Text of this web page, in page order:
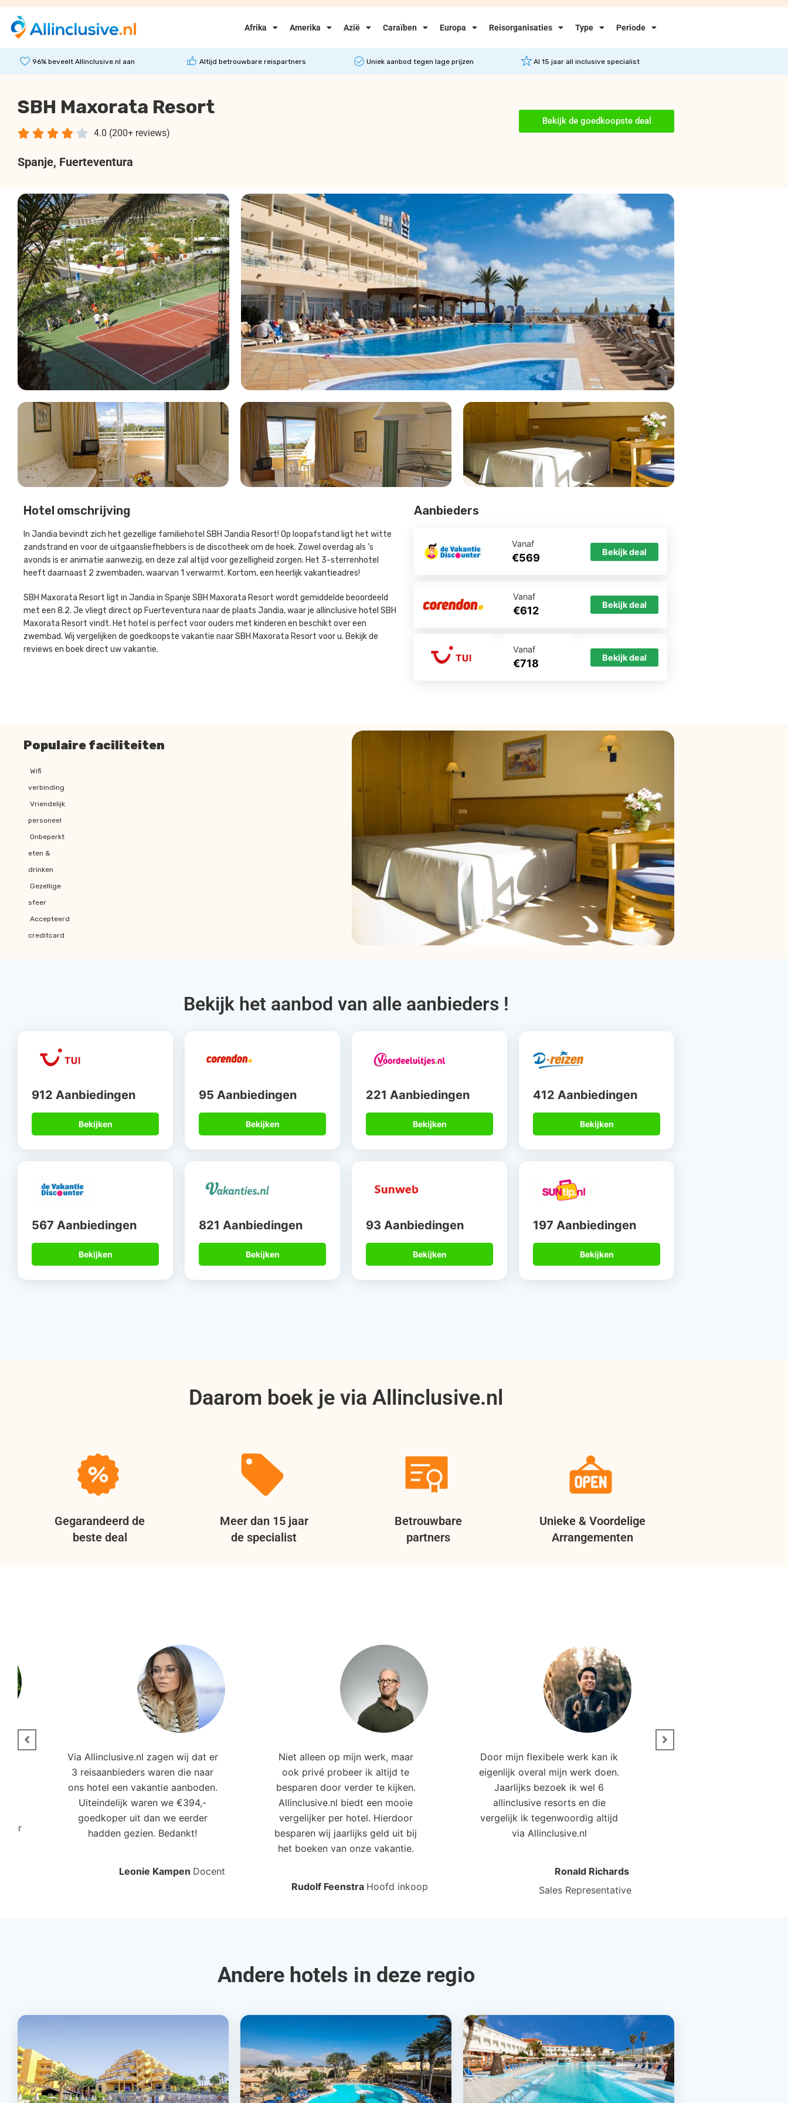
Afrika Amerika Azië Caraïben Europa Reisorganisaties Type Periode
96% beveelt Allinclusive.nl aan Altijd betrouwbare reispartners Uniek aanbod tegen lage prijzen Al 15 jaar all inclusive specialist
SBH Maxorata Resort
4.0 (200+ reviews)
    
Spanje, Fuerteventura
Bekijk de goedkoopste deal
Hotel omschrijving
In Jandia bevindt zich het gezellige familiehotel SBH Jandia Resort! Op loopafstand ligt het witte
zandstrand en voor de uitgaansliefhebbers is de discotheek om de hoek. Zowel overdag als ’s
avonds is er animatie aanwezig, en deze zal altijd voor gezelligheid zorgen. Het 3-sterrenhotel
heeft daarnaast 2 zwembaden, waarvan 1 verwarmt. Kortom, een heerlijk vakantieadres!
SBH Maxorata Resort ligt in Jandia in Spanje SBH Maxorata Resort wordt gemiddelde beoordeeld
met een 8.2. Je vliegt direct op Fuerteventura naar de plaats Jandia, waar je allinclusive hotel SBH
Maxorata Resort vindt. Het hotel is perfect voor ouders met kinderen en beschikt over een
zwembad. Wij vergelijken de goedkoopste vakantie naar SBH Maxorata Resort voor u. Bekijk de
reviews en boek direct uw vakantie.
Aanbieders
Vanaf
€569 Bekijk deal
Vanaf
€612 Bekijk deal
Vanaf
€718 Bekijk deal
Populaire faciliteiten
Wifi
verbinding
Vriendelijk
personeel
Onbeperkt
eten &
drinken
Gezellige
sfeer
Accepteerd
creditcard
Bekijk het aanbod van alle aanbieders !
912 Aanbiedingen
Bekijken
95 Aanbiedingen
Bekijken
221 Aanbiedingen
Bekijken
412 Aanbiedingen
Bekijken
567 Aanbiedingen
Bekijken
821 Aanbiedingen
Bekijken
93 Aanbiedingen
Bekijken
197 Aanbiedingen
Bekijken
Daarom boek je via Allinclusive.nl
Gegarandeerd de
beste deal
Meer dan 15 jaar
de specialist
Betrouwbare
partners
Unieke & Voordelige
Arrangementen
Via Allinclusive.nl zagen wij dat er
3 reisaanbieders waren die naar
ons hotel een vakantie aanboden.
Uiteindelijk waren we €394,-
goedkoper uit dan we eerder
hadden gezien. Bedankt!
Leonie Kampen Docent
Niet alleen op mijn werk, maar
ook privé probeer ik altijd te
besparen door verder te kijken.
Allinclusive.nl biedt een mooie
vergelijker per hotel. Hierdoor
besparen wij jaarlijks geld uit bij
het boeken van onze vakantie.
Rudolf Feenstra Hoofd inkoop
Door mijn flexibele werk kan ik
eigenlijk overal mijn werk doen.
Jaarlijks bezoek ik wel 6
allinclusive resorts en die
vergelijk ik tegenwoordig altijd
via Allinclusive.nl
Ronald Richards
Sales Representative
Andere hotels in deze regio